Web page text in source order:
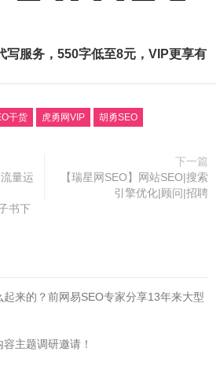
写服务，550字低至8元，VIP更享有
干货 虎勇网VIP 胡勇SEO
量运
书下
下一篇
【瑞星网SEO】网站SEO|搜索
引擎优化|顾问|招聘
来的？前网易SEO专家分享13年来大型
主题调研邀请！